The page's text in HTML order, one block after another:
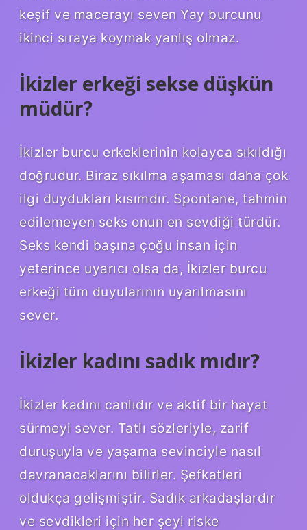
keşif ve macerayı seven Yay burcunu
ikinci sıraya koymak yanlış olmaz.
İkizler erkeği sekse düşkün
müdür?
İkizler burcu erkeklerinin kolayca sıkıldığı
doğrudur. Biraz sıkılma aşaması daha çok
ilgi duydukları kısımdır. Spontane, tahmin
edilemeyen seks onun en sevdiği türdür.
Seks kendi başına çoğu insan için
yeterince uyarıcı olsa da, İkizler burcu
erkeği tüm duyularının uyarılmasını
sever.
İkizler kadını sadık mıdır?
İkizler kadını canlıdır ve aktif bir hayat
sürmeyi sever. Tatlı sözleriyle, zarif
duruşuyla ve yaşama sevinciyle nasıl
davranacaklarını bilirler. Şefkatleri
oldukça gelişmiştir. Sadık arkadaşlardır
ve sevdikleri için her şeyi riske